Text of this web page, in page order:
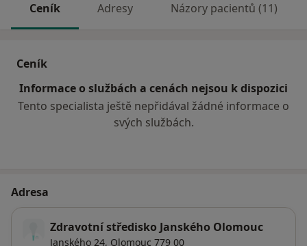
Ceník Adresy Názory pacientů (11)
Ceník
Informace o službách a cenách nejsou k dispozici
Tento specialista ještě nepřidával žádné informace o
svých službách.
Adresa
Zdravotní středisko Janského Olomouc
Janského 24, Olomouc 779 00